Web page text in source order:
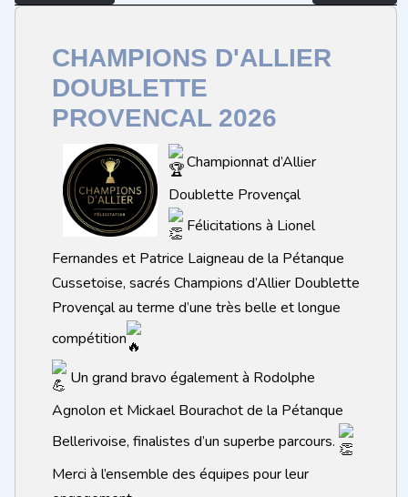
CHAMPIONS D'ALLIER
DOUBLETTE
PROVENCAL 2026
Championnat d’Allier
Doublette Provençal
Félicitations à Lionel
Fernandes et Patrice Laigneau de la Pétanque
Cussetoise, sacrés Champions d’Allier Doublette
Provençal au terme d’une très belle et longue
compétition
Un grand bravo également à Rodolphe
Agnolon et Mickael Bourachot de la Pétanque
Bellerivoise, finalistes d’un superbe parcours.
Merci à l’ensemble des équipes pour leur